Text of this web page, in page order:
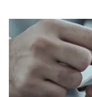
Le principali frodi